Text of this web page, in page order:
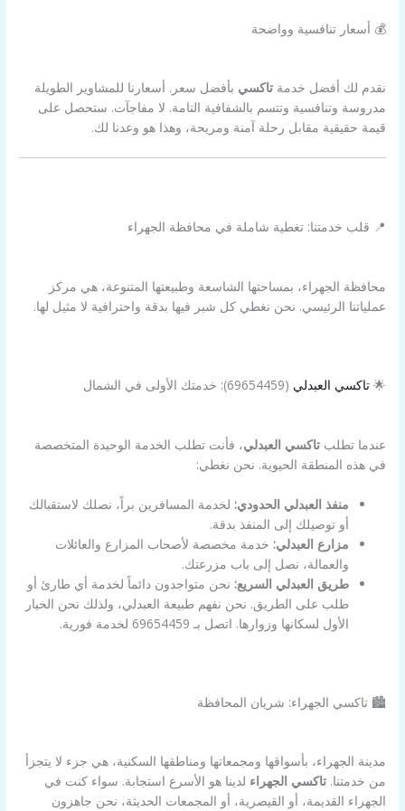
💰 أسعار تنافسية وواضحة
نقدم لك أفضل خدمةتاكسي بأفضل سعر. أسعارنا للمشاوير الطويلة
مدروسة وتنافسية وتتسم بالشفافية التامة. لا مفاجآت. ستحصل على
قيمة حقيقية مقابل رحلة آمنة ومريحة، وهذا هو وعدنا لك.
📍 قلب خدمتنا: تغطية شاملة في محافظة الجهراء
محافظة الجهراء، بمساحتها الشاسعة وطبيعتها المتنوعة، هي مركز
عملياتنا الرئيسي. نحن نغطي كل شبر فيها بدقة واحترافية لا مثيل لها.
🌟تاكسي العبدلي (69654459): خدمتك الأولى في الشمال
عندما تطلبتاكسي العبدلي، فأنت تطلب الخدمة الوحيدة المتخصصة
في هذه المنطقة الحيوية. نحن نغطي:
منفذ العبدلي الحدودي: لخدمة المسافرين براً، نصلك لاستقبالك
أو توصيلك إلى المنفذ بدقة.
مزارع العبدلي: خدمة مخصصة لأصحاب المزارع والعائلات
والعمالة، نصل إلى باب مزرعتك.
طريق العبدلي السريع: نحن متواجدون دائماً لخدمة أي طارئ أو
طلب على الطريق. نحن نفهم طبيعة العبدلي، ولذلك نحن الخيار
الأول لسكانها وزوارها. اتصل بـ 69654459 لخدمة فورية.
🏙️ تاكسي الجهراء: شريان المحافظة
مدينة الجهراء، بأسواقها ومجمعاتها ومناطقها السكنية، هي جزء لا يتجزأ
من خدمتنا.تاكسي الجهراء لدينا هو الأسرع استجابة. سواء كنت في
الجهراء القديمة، أو القيصرية، أو المجمعات الحديثة، نحن جاهزون